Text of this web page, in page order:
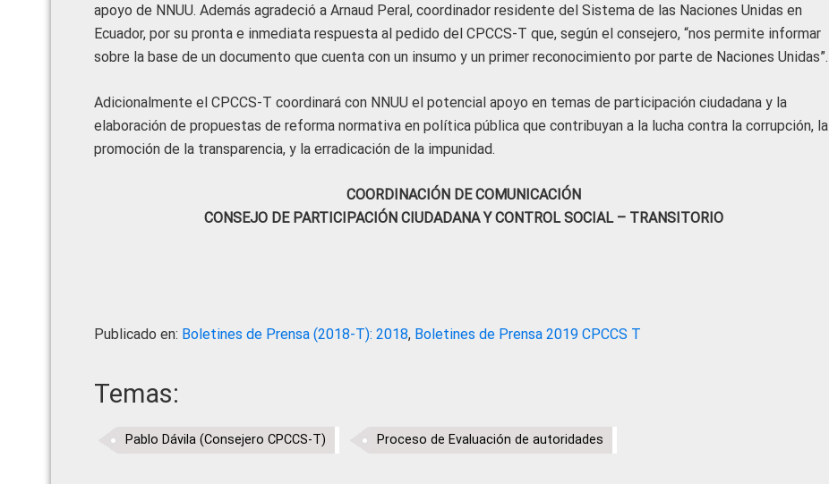
apoyo de NNUU. Además agradeció a Arnaud Peral, coordinador residente del Sistema de las Naciones Unidas en
Ecuador, por su pronta e inmediata respuesta al pedido del CPCCS-T que, según el consejero, “nos permite informar
sobre la base de un documento que cuenta con un insumo y un primer reconocimiento por parte de Naciones Unidas”.
Adicionalmente el CPCCS-T coordinará con NNUU el potencial apoyo en temas de participación ciudadana y la
elaboración de propuestas de reforma normativa en política pública que contribuyan a la lucha contra la corrupción, la
promoción de la transparencia, y la erradicación de la impunidad.
COORDINACIÓN DE COMUNICACIÓN
CONSEJO DE PARTICIPACIÓN CIUDADANA Y CONTROL SOCIAL – TRANSITORIO
Publicado en: Boletines de Prensa (2018-T): 2018, Boletines de Prensa 2019 CPCCS T
Temas:
Pablo Dávila (Consejero CPCCS-T) Proceso de Evaluación de autoridades